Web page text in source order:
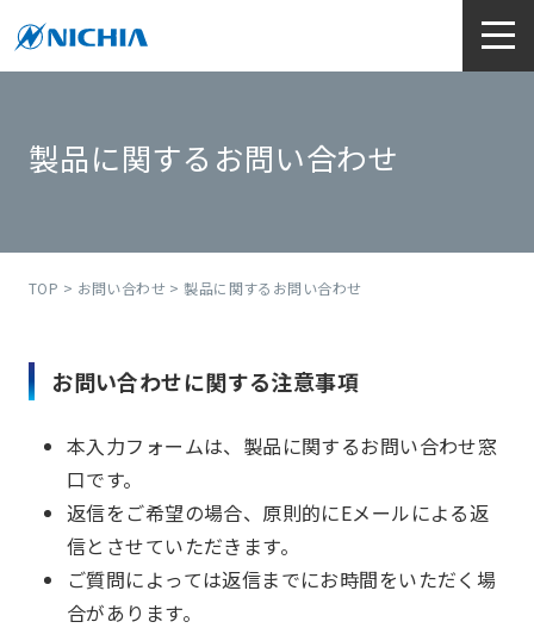
製品に関するお問い合わせ
TOP > お問い合わせ > 製品に関するお問い合わせ
お問い合わせに関する注意事項
本入力フォームは、製品に関するお問い合わせ窓
口です。
返信をご希望の場合、原則的にEメールによる返
信とさせていただきます。
ご質問によっては返信までにお時間をいただく場
合があります。